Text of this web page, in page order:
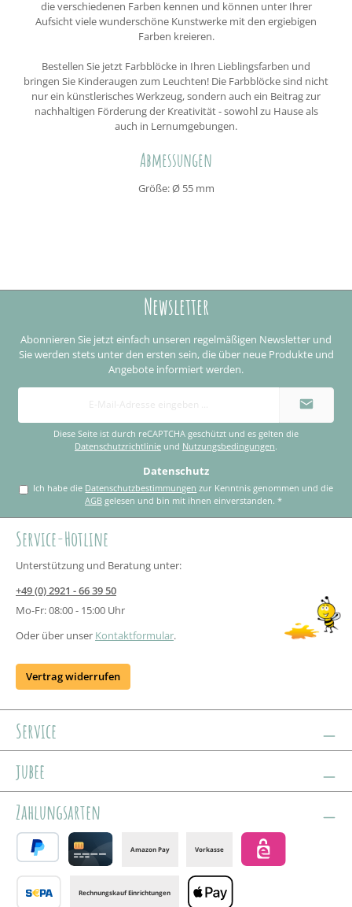
die verschiedenen Farben kennen und können unter Ihrer
Aufsicht viele wunderschöne Kunstwerke mit den ergiebigen
Farben kreieren.
Bestellen Sie jetzt Farbblöcke in Ihren Lieblingsfarben und
bringen Sie Kinderaugen zum Leuchten! Die Farbblöcke sind nicht
nur ein künstlerisches Werkzeug, sondern auch ein Beitrag zur
nachhaltigen Förderung der Kreativität - sowohl zu Hause als
auch in Lernumgebungen.
Abmessungen
Größe: Ø 55 mm
Newsletter
Abonnieren Sie jetzt einfach unseren regelmäßigen Newsletter und
Sie werden stets unter den ersten sein, die über neue Produkte und
Angebote informiert werden.
E-
Adresse
Diese Seite ist durch reCAPTCHA geschützt und es gelten die
Datenschutzrichtlinie und Nutzungsbedingungen.
Datenschutz
Ich habe die Datenschutzbestimmungen
AGB gelesen und bin mit ihnen einverstanden.*
Service-Hotline
Unterstützung und Beratung unter:
+49 (0) 2921 - 66 39 50
Mo-Fr: 08:00 - 15:00 Uhr
Oder über unser Kontaktformular.
Vertrag widerrufen
Service
jubee
Zahlungsarten
Amazon Pay Vorkasse
Rechnungskauf Einrichtungen